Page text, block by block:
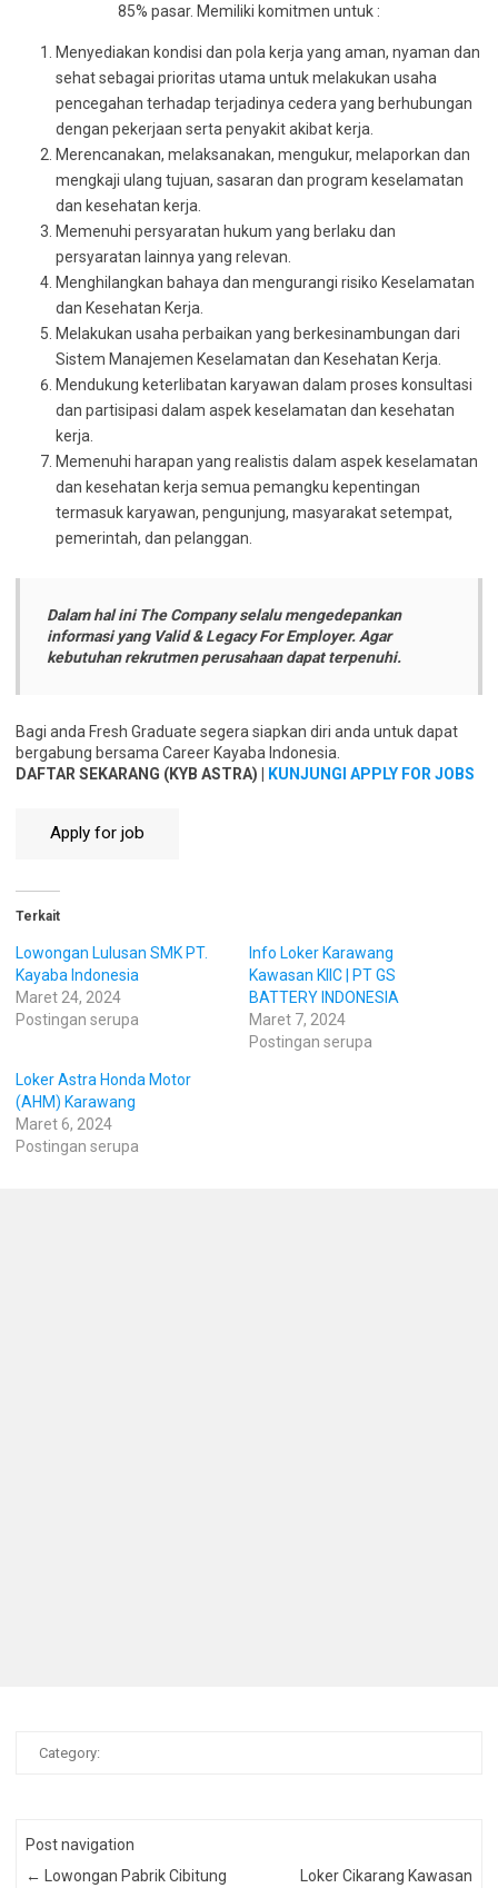
85% pasar. Memiliki komitmen untuk :
Menyediakan kondisi dan pola kerja yang aman, nyaman dan
sehat sebagai prioritas utama untuk melakukan usaha
pencegahan terhadap terjadinya cedera yang berhubungan
dengan pekerjaan serta penyakit akibat kerja.
Merencanakan, melaksanakan, mengukur, melaporkan dan
mengkaji ulang tujuan, sasaran dan program keselamatan
dan kesehatan kerja.
Memenuhi persyaratan hukum yang berlaku dan
persyaratan lainnya yang relevan.
Menghilangkan bahaya dan mengurangi risiko Keselamatan
dan Kesehatan Kerja.
Melakukan usaha perbaikan yang berkesinambungan dari
Sistem Manajemen Keselamatan dan Kesehatan Kerja.
Mendukung keterlibatan karyawan dalam proses konsultasi
dan partisipasi dalam aspek keselamatan dan kesehatan
kerja.
Memenuhi harapan yang realistis dalam aspek keselamatan
dan kesehatan kerja semua pemangku kepentingan
termasuk karyawan, pengunjung, masyarakat setempat,
pemerintah, dan pelanggan.
Dalam hal ini The Company selalu mengedepankan
informasi yang Valid & Legacy For Employer. Agar
kebutuhan rekrutmen perusahaan dapat terpenuhi.
Bagi anda Fresh Graduate segera siapkan diri anda untuk dapat
bergabung bersama Career Kayaba Indonesia.
DAFTAR SEKARANG (KYB ASTRA) |
KUNJUNGI APPLY FOR JOBS
Terkait
Lowongan Lulusan SMK PT.
Kayaba Indonesia
Maret 24, 2024
Postingan serupa
Info Loker Karawang
Kawasan KIIC | PT GS
BATTERY INDONESIA
Maret 7, 2024
Postingan serupa
Loker Astra Honda Motor
(AHM) Karawang
Maret 6, 2024
Postingan serupa
Category:
Post navigation
←
Lowongan Pabrik Cibitung Loker Cikarang Kawasan